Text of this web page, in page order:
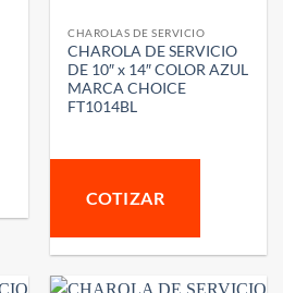
CHAROLAS DE SERVICIO
CHAROLA DE SERVICIO
DE 10″ x 14″ COLOR AZUL
MARCA CHOICE
FT1014BL
COTIZAR